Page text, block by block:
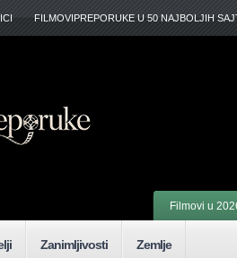
FILMOVIPREPORUKE U 50 NAJBOLJIH
Filmovi u
Zanimljivosti Zemlje